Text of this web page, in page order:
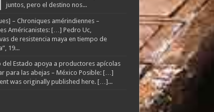
juntos, pero el destino nos...
– Chroniques amérindiennes –
Américanistes: […] Pedro Uc,
de resistencia maya en tiempo de
19...
del Estado apoya a productores apícolas
para las abejas – México Posible: […]
was originally published here. […]...